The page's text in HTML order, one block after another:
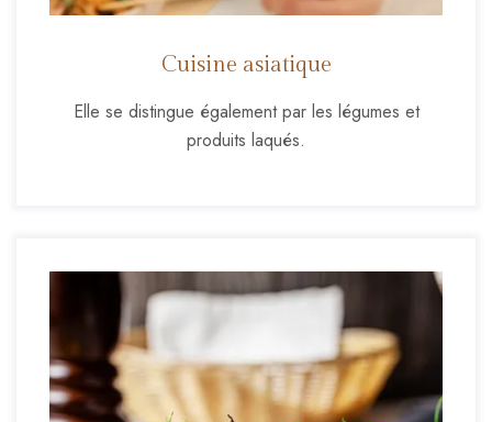
Cuisine asiatique
Elle se distingue également par les légumes et
produits laqués.